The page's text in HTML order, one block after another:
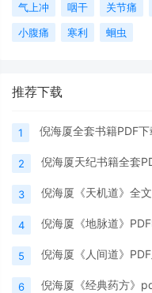
气上冲
咽干 关节痛
小腹痛
寒利 蛔虫
推荐下载
1 倪海厦全套书籍PDF下
2 倪海厦天纪书籍全套
3 倪海厦《天机道》全
4 倪海厦《地脉道》
5 倪海厦《人间道》
6 倪海厦《经典药方》